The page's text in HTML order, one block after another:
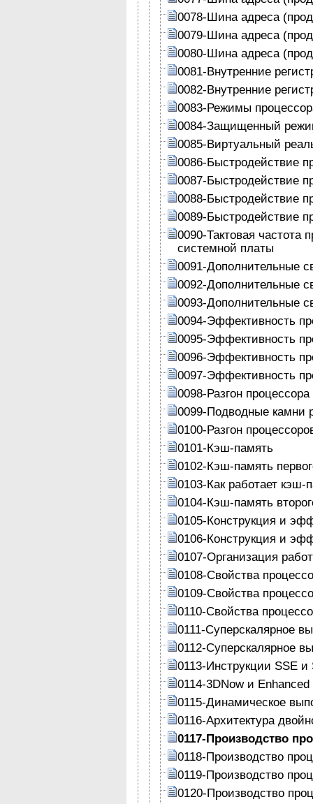
0078-Шина адреса
0079-Шина адреса
0080-Шина адреса
0081-Внутренние
0082-Внутренние
0083-Режимы
0084-Защищенный
0085-Виртуальный
0086-Быстродействие
0087-Быстродействие
0088-Быстродействие
0089-Быстродействие
0090-Тактовая частота
системной платы
0091-Дополнительные
0092-Дополнительные
0093-Дополнительные
0094-Эффективность
0095-Эффективность
0096-Эффективность
0097-Эффективность
0098-Разгон процессора
0099-Подводные камни
0100-Разгон
0101-Кэш-память
0102-Кэш-память
0103-Как работает кэш-
0104-Кэш-память
0105-Конструкция и
0106-Конструкция и
0107-Организация
0108-Свойства
0109-Свойства
0110-Свойства
0111-Суперскалярное
0112-Суперскалярное
0113-Инструкции SSE и
0114-3DNow и Enhanced
0115-Динамическое
0116-Архитектура
0117-Производство
0118-Производство
0119-Производство
0120-Производство